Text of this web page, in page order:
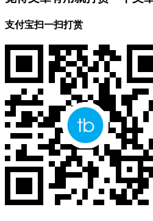
支付宝扫一扫打赏